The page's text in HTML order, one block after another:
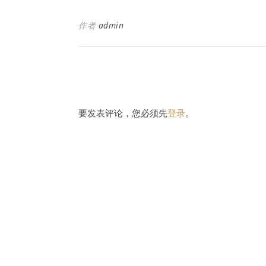
作者 admin
要发表评论，您必须先登录。